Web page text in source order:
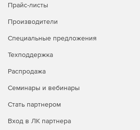
Прайс-листы
Производители
Специальные предложения
Техподдержка
Распродажа
Семинары и вебинары
Стать партнером
Вход в ЛК партнера